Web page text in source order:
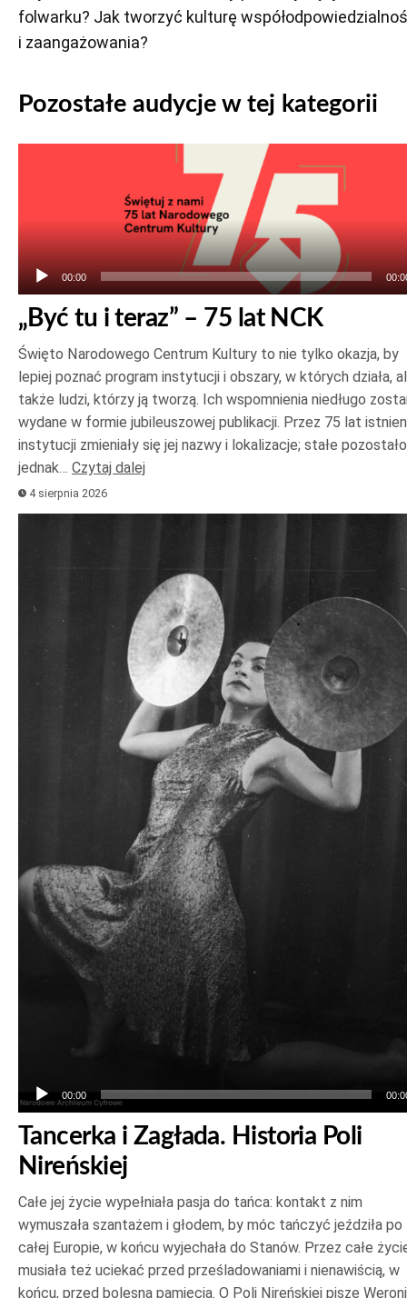
folwarku? Jak tworzyć kulturę
i zaangażowania?
Pozostałe audycje w tej kategorii
00:00
„Być tu i teraz” – 75 lat NCK
Święto Narodowego Centrum Kultury to nie tylko okazja, by
lepiej poznać program instytucji i obszary, w których działa,
także ludzi, którzy ją tworzą. Ich wspomnienia niedługo
wydane w formie jubileuszowej publikacji. Przez 75 lat
instytucji zmieniały się jej nazwy i lokalizacje; stałe pozostało
jednak… Czytaj dalej
4 sierpnia 2026
00:00
Tancerka i Zagłada. Historia Poli
Nireńskiej
Całe jej życie wypełniała pasja do tańca: kontakt z nim
wymuszała szantażem i głodem, by móc tańczyć jeździła po
całej Europie, w końcu wyjechała do Stanów. Przez całe
musiała też uciekać przed prześladowaniami i nienawiścią, w
końcu, przed bolesną pamięcią. O Poli Nireńskiej pisze